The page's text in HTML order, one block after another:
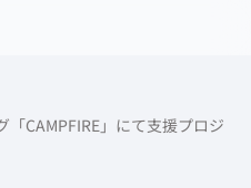
CAMPFIRE」にて支援プロジ